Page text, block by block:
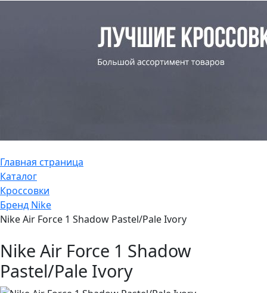
Главная страница
Каталог
Кроссовки
Бренд Nike
Nike Air Force 1 Shadow Pastel/Pale Ivory
Nike Air Force 1 Shadow
Pastel/Pale Ivory